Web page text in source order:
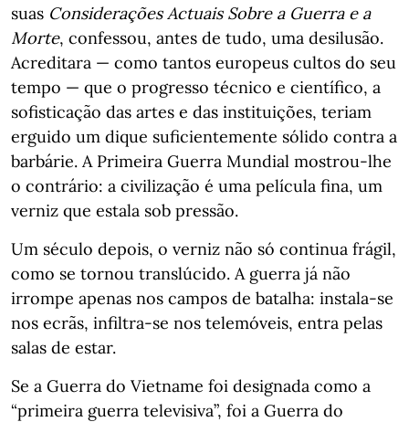
suas Considerações Actuais Sobre a Guerra e a
Morte, confessou, antes de tudo, uma desilusão.
Acreditara — como tantos europeus cultos do seu
tempo — que o progresso técnico e científico, a
sofisticação das artes e das instituições, teriam
erguido um dique suficientemente sólido contra a
barbárie. A Primeira Guerra Mundial mostrou-lhe
o contrário: a civilização é uma película fina, um
verniz que estala sob pressão.
Um século depois, o verniz não só continua frágil,
como se tornou translúcido. A guerra já não
irrompe apenas nos campos de batalha: instala-se
nos ecrãs, infiltra-se nos telemóveis, entra pelas
salas de estar.
Se a Guerra do Vietname foi designada como a
“primeira guerra televisiva”, foi a Guerra do